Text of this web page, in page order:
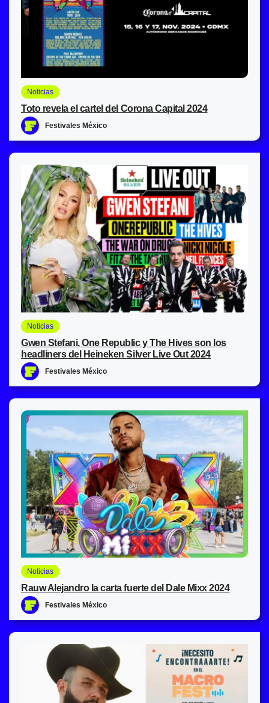
Noticias
Toto revela el cartel del Corona Capital 2024
Festivales México
Noticias
Gwen Stefani, One Republic y The Hives son los
headliners del Heineken Silver Live Out 2024
Festivales México
Noticias
Rauw Alejandro la carta fuerte del Dale Mixx 2024
Festivales México